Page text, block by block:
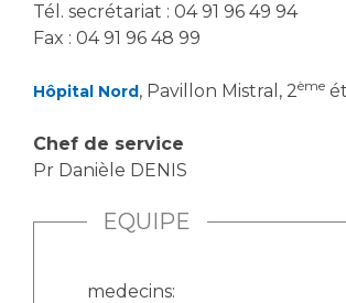
myaphm, votre espace santé en ligne
Vivre ensemble à l'hôpital
Laïcité et cultes
Livret d'accueil
Emplois techniques et médico-
Emplois socio-éducatifs
Stages paramédicaux
Chercheurs
La recherche clinique à l'AP-HM
Tél. secrétariat : 04 91 96 49 94
Fax : 04 91 96 48 99
Hôpital Nord, Pavillon Mistral, 2ème
Chef de service
Pr Danièle DENIS
EQUIPE
medecins: